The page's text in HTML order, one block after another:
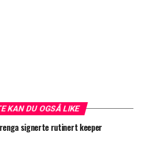
KAN DU OGSÅ LIKE
signerte rutinert keeper